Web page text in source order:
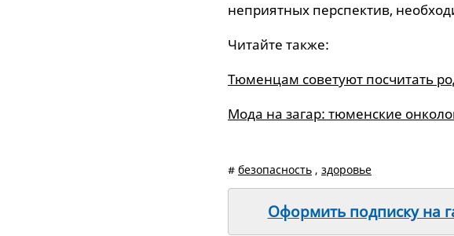
неприятных перспектив,
Читайте также:
Тюменцам советуют посчитать
Мода на загар: тюменские
# безопасность , здоровье
Оформить подписку на